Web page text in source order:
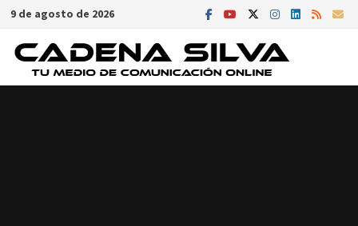
Saltar
contenido
9 de agosto de 2026